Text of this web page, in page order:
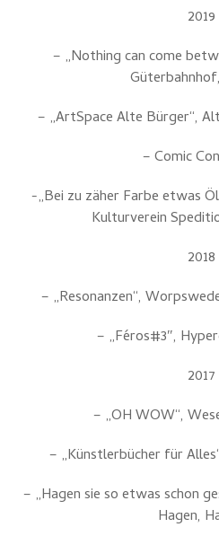
2019
– „Nothing can come
– „ArtSpace Alte Bürger“,
– Comic
-„Bei zu zäher Farbe etwas
Kulturverein
2018
– „Resonanzen“,
– „Féros#3″,
2017
– „OH WOW“,
– „Künstlerbücher für
– „Hagen sie so etwas schon
Hagen,